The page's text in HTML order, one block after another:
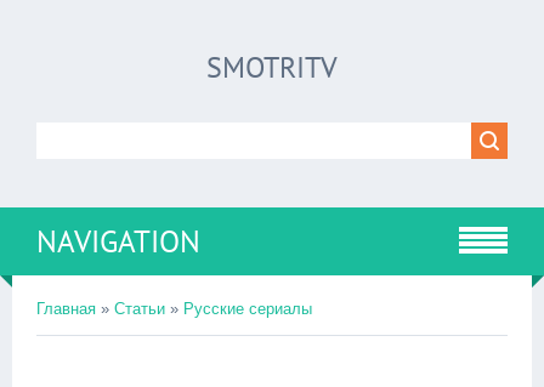
SMOTRITV
NAVIGATION
Главная » Статьи » Русские сериалы